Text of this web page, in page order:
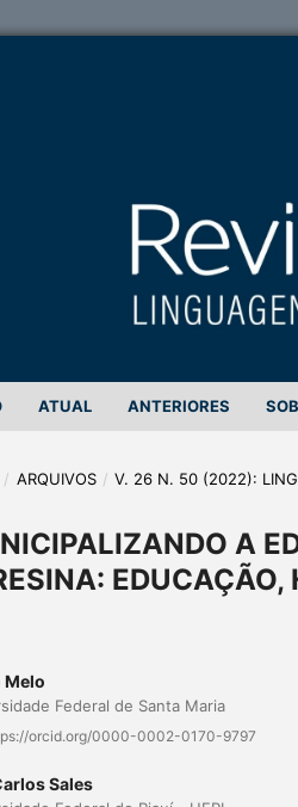
ATUAL ANTERIORES
/ ARQUIVOS / V. 26 N. 50 (2022):
A
Melo
Federal de Santa Maria
orcid.org/0000-0002-0170-9797
Sales